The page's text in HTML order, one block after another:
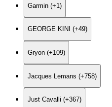
Garmin (+1)
GEORGE KINI (+49)
Gryon (+109)
Jacques Lemans (+758)
Just Cavalli (+367)